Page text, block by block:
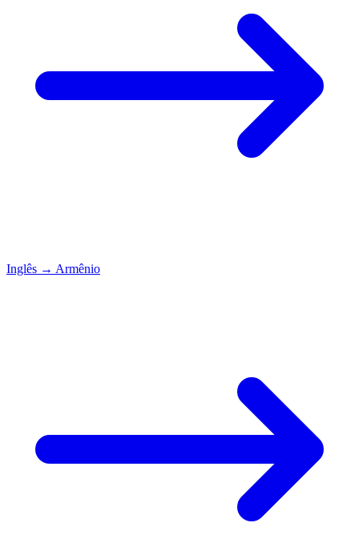
Inglês → Armênio